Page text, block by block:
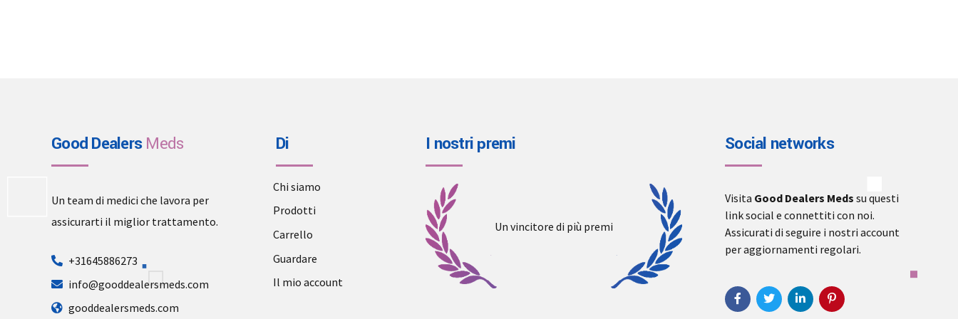
Good DealersMeds
Un team di medici che lavora per
assicurarti il miglior trattamento.
+31645886273
info@gooddealersmeds.com
gooddealersmeds.com
Di
Chi siamo
Prodotti
Carrello
Guardare
Il mio account
I nostri premi
Un vincitore di più premi
Social networks
Visita Good Dealers Meds su questi
link social e connettiti con noi.
Assicurati di seguire i nostri account
per aggiornamenti regolari.